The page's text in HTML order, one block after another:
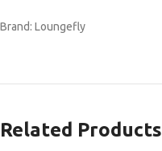
Brand: Loungefly
Related Products